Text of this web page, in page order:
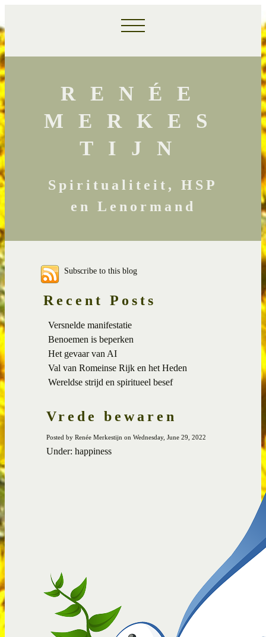
RENÉE
MERKES
TIJN
Spiritualiteit, HSP
en Lenormand
Subscribe to this blog
Recent Posts
Versnelde manifestatie
Benoemen is beperken
Het gevaar van AI
Val van Romeinse Rijk en het Heden
Wereldse strijd en spiritueel besef
Vrede bewaren
Posted by Renée Merkestijn on Wednesday, June 29, 2022
Under: happiness